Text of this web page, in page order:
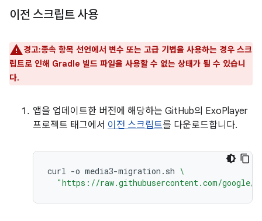
이전 스크립트 사용
경고:종속 항목 선언에서 변수 또는 고급 기법을 사용하는 경우 스크
립트로 인해 Gradle 빌드 파일을 사용할 수 없는 상태가 될 수 있습니
다.
앱을 업데이트한 버전에 해당하는 GitHub의 ExoPlayer
프로젝트 태그에서 이전 스크립트를 다운로드합니다.
curl -o media3-migration.sh \
"https://raw.githubusercontent.com/google/